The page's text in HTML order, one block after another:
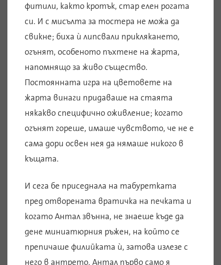
фитили, както кротък, стар елен рогата
си. И с мисълта за тостера не можа да
свикне; биха ѝ липсвали приклякането,
огънят, особеното пъхтене на жарта,
напомнящо за живо същество.
Постоянната игра на цветовете на
жарта винаги придаваше на стаята
някакво специфично оживление; когато
огънят гореше, имаше чувството, че не е
сама дори освен нея да нямаше никого в
къщата.
И сега бе приседнала на табуретката
пред отворената вратичка на печката и
когато Антал звънна, не знаеше къде да
дене миниатюрния ръжен, на който се
препичаше филийката ѝ, затова излезе с
него в антрето. Антал първо само я